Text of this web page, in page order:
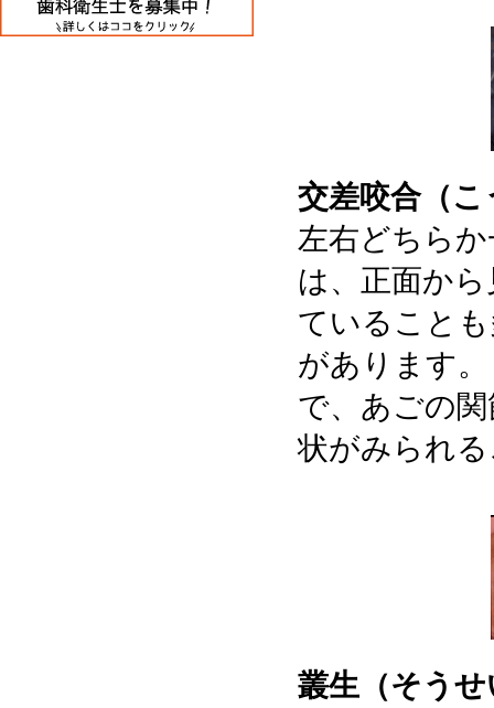
交差咬合（
左右どちら
は、正面か
ていること
があります
で、あごの
状がみられ
叢生（そう